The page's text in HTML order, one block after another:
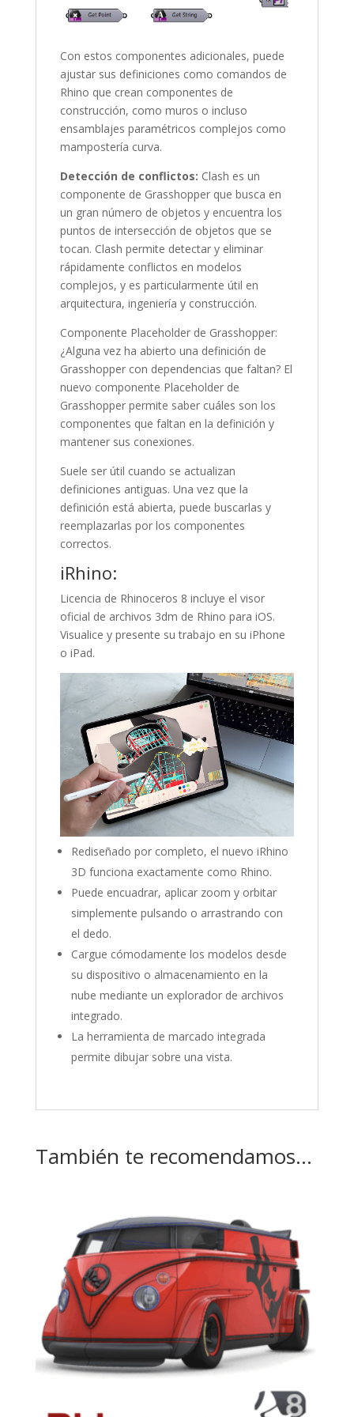
Con estos componentes adicionales, puede
ajustar sus definiciones como comandos de
Rhino que crean componentes de
construcción, como muros o incluso
ensamblajes paramétricos complejos como
mampostería curva.
Detección de conflictos: Clash es un
componente de Grasshopper que busca en
un gran número de objetos y encuentra los
puntos de intersección de objetos que se
tocan. Clash permite detectar y eliminar
rápidamente conflictos en modelos
complejos, y es particularmente útil en
arquitectura, ingeniería y construcción.
Componente Placeholder de Grasshopper:
¿Alguna vez ha abierto una definición de
Grasshopper con dependencias que faltan? El
nuevo componente Placeholder de
Grasshopper permite saber cuáles son los
componentes que faltan en la definición y
mantener sus conexiones.
Suele ser útil cuando se actualizan
definiciones antiguas. Una vez que la
definición está abierta, puede buscarlas y
reemplazarlas por los componentes
correctos.
iRhino:
Licencia de Rhinoceros 8 incluye el visor
oficial de archivos 3dm de Rhino para iOS.
Visualice y presente su trabajo en su iPhone
o iPad.
Rediseñado por completo, el nuevo iRhino
3D funciona exactamente como Rhino.
Puede encuadrar, aplicar zoom y orbitar
simplemente pulsando o arrastrando con
el dedo.
Cargue cómodamente los modelos desde
su dispositivo o almacenamiento en la
nube mediante un explorador de archivos
integrado.
La herramienta de marcado integrada
permite dibujar sobre una vista.
También te recomendamos…